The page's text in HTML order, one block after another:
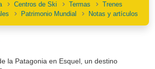
Centros de Ski Termas
Trenes
Patrimonio Mundial Notas y artículos
la Patagonia en Esquel, un destino